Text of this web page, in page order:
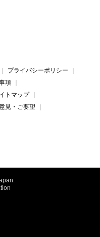
プライバシーポリシー
項
トマップ
見・ご要望